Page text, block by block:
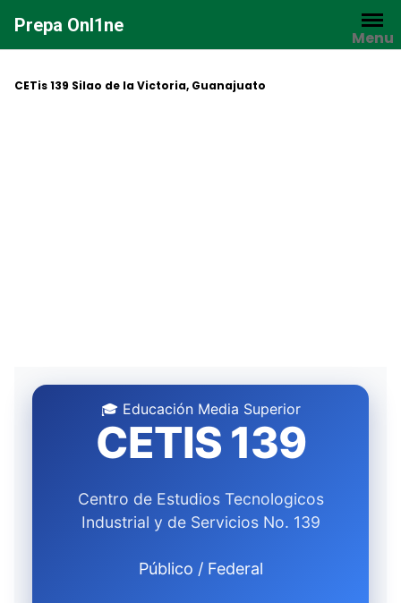
contenido
Prepa Onl1ne
Menu
CETis 139 Silao de la Victoria, Guanajuato
🎓 Educación Media Superior
CETIS 139
Centro de Estudios Tecnologicos
Industrial y de Servicios No. 139
Público / Federal